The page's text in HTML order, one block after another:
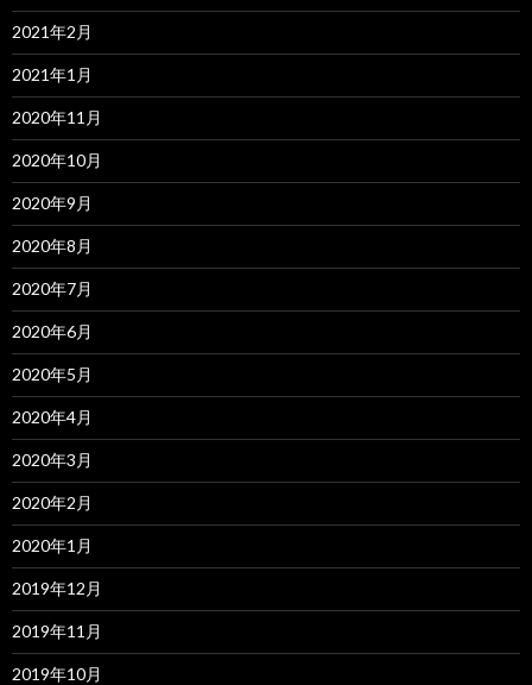
2021年2月
2021年1月
2020年11月
2020年10月
2020年9月
2020年8月
2020年7月
2020年6月
2020年5月
2020年4月
2020年3月
2020年2月
2020年1月
2019年12月
2019年11月
2019年10月